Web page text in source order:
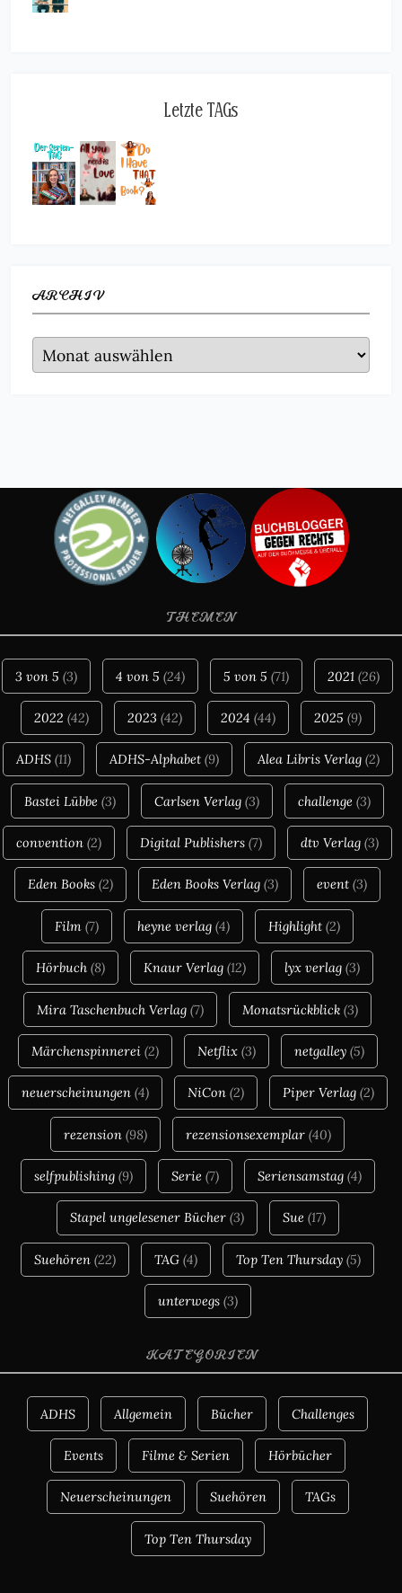
Letzte TAGs
ARCHIV
Archiv
THEMEN
3 von 5 (3) 4 von 5 (24) 5 von 5 (71) 2021 (26)
2022 (42) 2023 (42) 2024 (44) 2025 (9)
ADHS(11) ADHS-Alphabet(9) Alea Libris Verlag(2)
Bastei Lübbe (3) Carlsen Verlag (3) challenge (3)
convention (2) Digital Publishers (7) dtv Verlag (3)
Eden Books (2) Eden Books Verlag (3) event (3)
Film (7) heyne verlag (4) Highlight (2)
Hörbuch(8) Knaur Verlag(12) lyx verlag(3)
Mira Taschenbuch Verlag (7) Monatsrückblick (3)
Märchenspinnerei(2) Netflix(3) netgalley(5)
neuerscheinungen(4) NiCon(2) Piper Verlag(2)
rezension (98) rezensionsexemplar (40)
selfpublishing(9) Serie (7) Seriensamstag(4)
Stapel ungelesener Bücher(3) Sue (17)
Suehören (22) TAG (4) Top Ten Thursday (5)
unterwegs(3)
KATEGORIEN
ADHS Allgemein Bücher Challenges
Events Filme & Serien Hörbücher
Neuerscheinungen Suehören TAGs
Top Ten Thursday